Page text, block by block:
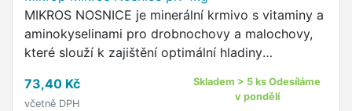
MIKROS NOSNICE je minerální krmivo s vitaminy a
aminokyselinami pro drobnochovy a malochovy,
které slouží k zajištění optimální hladiny
nezbytných pro výživu nosnic.
73,40 Kč
včetně DPH
Skladem > 5 ks Odesíláme
v pondělí